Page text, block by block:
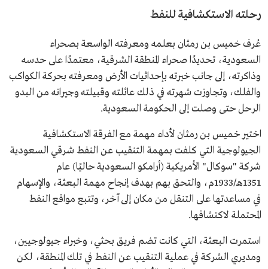
يعرف باسم "بئر الخير".
التكريمات
أطلقت شركة أرامكو على حقل من حقولها النفطية اسم
"رمثان".
دشنت شركة النقل البحري ناقلة نفط وأطلقت عليها اسم
"رمثان".
رحلته الاستكشافية للنفط
عُرف خميس بن رمثان بعلمه ومعرفته الواسعة بصحراء
السعودية، تحديدًا صحراء المنطقة الشرقية، معتمدًا على حدسه
وذاكرته، إلى جانب خبرته بإحداثيات الأرض ومعرفته بحركة الكواكب
والفلك، وتجاوزت شهرته في ذلك عائلته وقبيلته وجيرانه من البدو
الرحل حتى وصلت إلى الحكومة السعودية.
اختير خميس بن رمثان لأداء مهمة مع الفرقة الاستكشافية
الجيولوجية التي كلفت بمهمة التنقيب عن النفط شرقي السعودية
شركة "سوكال" الأمريكية (أرامكو السعودية حاليًا) عام
1351هـ/1933م، والتحق بهم بهدف إنجاح مهمة البعثة، والإسهام
في مساعدتها على التنقل من مكان إلى آخر، وتتبع مواقع النفط
المحتملة لاكتشافها.
استمرت البعثة، التي كانت تضم فريق بحثي، وخبراء جيولوجيين،
ومديري الشركة في عملية التنقيب عن النفط في تلك المنطقة، لكن